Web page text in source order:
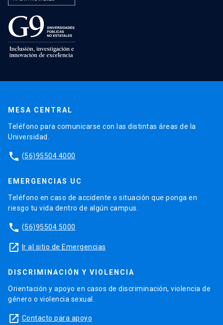
MESA CENTRAL
Teléfono para comunicarse con las distintas áreas de la
Universidad.
phone (56)95504 4000
EMERGENCIAS UC
Teléfono en caso de accidente o situación que ponga en
riesgo tu vida dentro de algún campus.
phone (56)95504 5000
launch Ir al sitio de Emergencias
DISCRIMINACIÓN Y VIOLENCIA
Orientación y apoyo en casos de discriminación, violencia de
género o violencia sexual.
launch Contacto para apoyo